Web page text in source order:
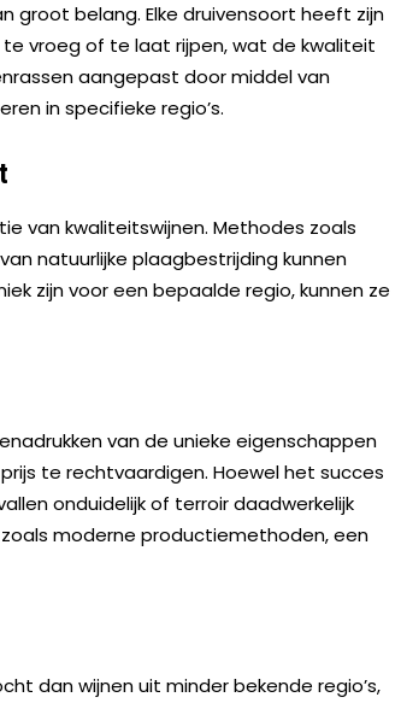
groot belang. Elke druivensoort heeft zijn
vroeg of te laat rijpen, wat de kwaliteit
aangepast door middel van
in specifieke regio’s.
van kwaliteitswijnen. Methodes zoals
natuurlijke plaagbestrijding kunnen
zijn voor een bepaalde regio, kunnen ze
van de unieke eigenschappen
te rechtvaardigen. Hoewel het succes
onduidelijk of terroir daadwerkelijk
moderne productiemethoden, een
dan wijnen uit minder bekende regio’s,